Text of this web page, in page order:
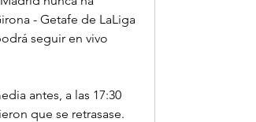
- Getafe de LaLiga
seguir en vivo
antes, a las 17:30
que se retrasase.